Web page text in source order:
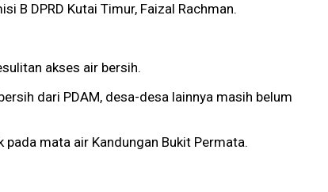
B DPRD Kutai Timur, Faizal Rachman.
akses air bersih.
dari PDAM, desa-desa lainnya masih belum
mata air Kandungan Bukit Permata.